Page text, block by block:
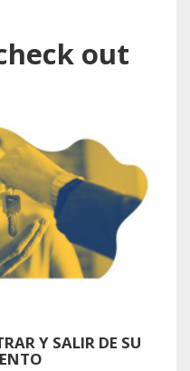
out
Y SALIR DE SU